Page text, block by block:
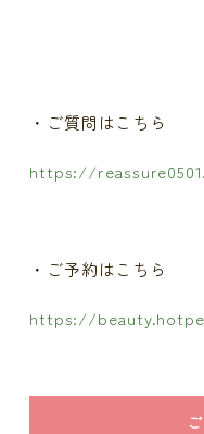
・ご質問はこちら
https://
・ご予約はこちら
https://